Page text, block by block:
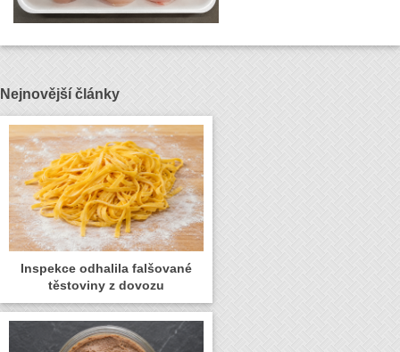
Nejnovější články
Inspekce odhalila falšované
těstoviny z dovozu